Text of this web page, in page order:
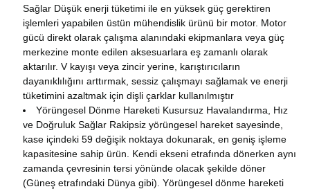
Sağlar Düşük enerji tüketimi ile en yüksek güç gerektiren
işlemleri yapabilen üstün mühendislik ürünü bir motor. Motor
gücü direkt olarak çalışma alanındaki ekipmanlara veya güç
merkezine monte edilen aksesuarlara eş zamanlı olarak
aktarılır. V kayışı veya zincir yerine, karıştırıcıların
dayanıklılığını arttırmak, sessiz çalışmayı sağlamak ve enerji
tüketimini azaltmak için dişli çarklar kullanılmıştır
Yörüngesel Dönme Hareketi Kusursuz Havalandırma, Hız
ve Doğruluk Sağlar Rakipsiz yörüngesel hareket sayesinde,
kase içindeki 59 değişik noktaya dokunarak, en geniş işleme
kapasitesine sahip ürün. Kendi ekseni etrafında dönerken aynı
zamanda çevresinin tersi yönünde olacak şekilde döner
(Güneş etrafındaki Dünya gibi). Yörüngesel dönme hareketi